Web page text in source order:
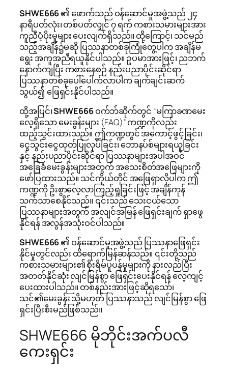
SHWE666၏ ဖောက်သည် ဝန်ဆောင်မှုအဖွဲ့သည် ၂၄
နာရီပတ်လုံး၊ တစ်ပတ်လျှင် ၇ ရက် ကစားသမားများအား
ကူညီပံ့ပိုးမှုများ ပေးလျက်ရှိသည်။ ထို့ကြောင့်၊ သင်မည်
သည့်အချိန်၌မဆို ပြဿနာတစ်ခုကြုံတွေ့ပါက အချိန်မ
ရွေး အကူအညီရယူနိုင်ပါသည်။ ဥပမာအားဖြင့်၊ ညဘက်
နောက်ကျပြီး ကစားနေစဉ် နည်းပညာပိုင်းဆိုင်ရာ
ပြဿနာတစ်ခုပေါ်ပေါက်လာပါက ချက်ချင်းဆက်
သွယ်၍ ဖြေရှင်းနိုင်ပါသည်။
ထို့အပြင်၊SHWE666ဝက်ဘ်ဆိုက်တွင် “မကြာခဏမေး
လေ့ရှိသော မေးခွန်းများ (FAQ)” ကဏ္ဍကိုလည်း
ထည့်သွင်းထားသည်။ ဤကဏ္ဍတွင် အကောင့်ဖွင့်ခြင်း၊
ငွေသွင်းငွေထုတ်ပြုလုပ်ခြင်း၊ ဘောနပ်စ်များရယူခြင်း
နှင့် နည်းပညာပိုင်းဆိုင်ရာ ပြဿနာများအပါအဝင်
အခြေခံမေးခွန်းများအတွက် အသေးစိတ်အဖြေများကို
ဖော်ပြထားသည်။ သင်ကိုယ်တိုင် အဖြေရှာလိုပါက ဤ
ကဏ္ဍကို ဦးစွာလေ့လာကြည့်ရှုခြင်းဖြင့် အချိန်ကုန်
သက်သာစေနိုင်သည်။ ၎င်းသည် သေးငယ်သော
ပြဿနာများအတွက် အလျင်အမြန် ဖြေရှင်းချက် ရှာဖွေ
နိုင်ရန် အလွန်အသုံးဝင်ပါသည်။
SHWE666၏ ဝန်ဆောင်မှုအဖွဲ့သည် ပြဿနာဖြေရှင်း
နိုင်မှုတွင်လည်း ထိရောက်မြန်ဆန်သည်။ ၎င်းတို့သည်
ကစားသမားများ၏ စိုးရိမ်ပူပန်မှုများကို နားလည်ပြီး
အတတ်နိုင်ဆုံး လျင်မြန်စွာ ဖြေရှင်းပေးနိုင်ရန် လေ့ကျင့်
ပေးထားပါသည်။ တစ်နည်းအားဖြင့်ဆိုရသော်၊
သင်၏မေးခွန်း သို့မဟုတ် ပြဿနာသည် လျင်မြန်စွာ ဖြေ
ရှင်းပြီးစီးမည်ဖြစ်သည်။
SHWE666 မိုဘိုင်းအက်ပလီ
ကေးရှင်း